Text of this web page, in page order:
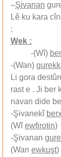
–Şivanan
Lê ku kara
:
Wek :
-(Wî)
-(Wan)
Li gora
rast e . Ji ber
navan dide
-Şivanekî
(Wîewfirotin)
-Şivanan
(Wan ewkuşt)